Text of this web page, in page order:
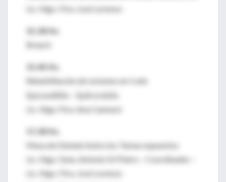
Lic. Klgo. Ftra. José Lorenzo
15,30 Hs.
Breack
15,45 Hs.
Rehabilitación de Lesiones en Codo
Epicondilitis – Epitrocleítis
Lic. Klga. Ftra. Ana Cannavó
17,30 Hs.
Mesa de Debate Sobre los Temas expuestos
Lic. Klgo. Fpta. Antonio Di Pietro – Coordinador –
Lic. Klgo. Ftra. José Lorenzo